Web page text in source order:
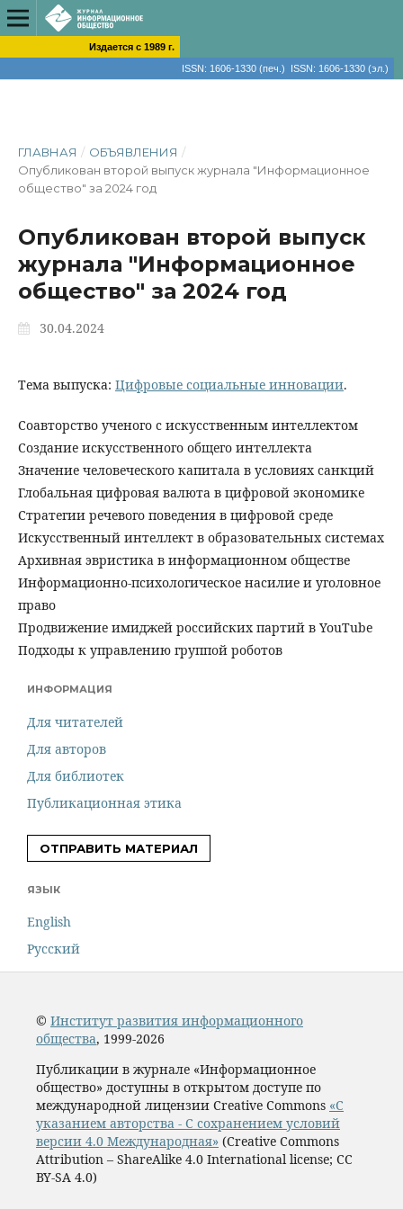
Издается с 1989 г.
ISSN: 1606-1330 (печ.) ISSN: 1606-1330 (эл.)
ГЛАВНАЯ / ОБЪЯВЛЕНИЯ /
Опубликован второй выпуск журнала "Информационное
общество" за 2024 год
Опубликован второй выпуск
журнала "Информационное
общество" за 2024 год
30.04.2024
Тема выпуска: Цифровые социальные инновации.
Соавторство ученого с искусственным интеллектом
Создание искусственного общего интеллекта
Значение человеческого капитала в условиях санкций
Глобальная цифровая валюта в цифровой экономике
Cтратегии речевого поведения в цифровой среде
Искусственный интеллект в образовательных системах
Архивная эвристика в информационном обществе
Информационно-психологическое насилие и уголовное
право
Продвижение имиджей российских партий в YouTube
Подходы к управлению группой роботов
ИНФОРМАЦИЯ
Для читателей
Для авторов
Для библиотек
Публикационная этика
ОТПРАВИТЬ МАТЕРИАЛ
ЯЗЫК
English
Русский
© Институт развития информационного
общества, 1999-2026
Публикации в журнале «Информационное
общество» доступны в открытом доступе по
международной лицензии Creative Commons «С
указанием авторства - С сохранением условий
версии 4.0 Международная» (Creative Commons
Attribution – ShareAlike 4.0 International license; CC
BY-SA 4.0)